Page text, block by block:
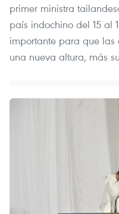
primer ministra
país indochino del 15 al
importante para que las
una nueva altura, más